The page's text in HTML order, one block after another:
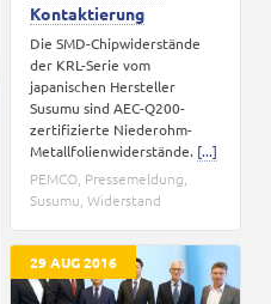
Kontaktierung
Die SMD-Chipwiderstände
der KRL-Serie vom
japanischen Hersteller
Susumu sind AEC-Q200-
zertifizierte Niederohm-
Metallfolienwiderstände. [...]
PEMCO Pressemeldung
Susumu Widerstand
29 AUG 2016